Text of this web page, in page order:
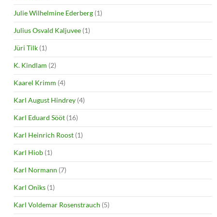
Julie Wilhelmine Ederberg (1)
Julius Osvald Kaljuvee (1)
Jüri Tilk (1)
K. Kindlam (2)
Kaarel Krimm (4)
Karl August Hindrey (4)
Karl Eduard Sööt (16)
Karl Heinrich Roost (1)
Karl Hiob (1)
Karl Normann (7)
Karl Oniks (1)
Karl Voldemar Rosenstrauch (5)